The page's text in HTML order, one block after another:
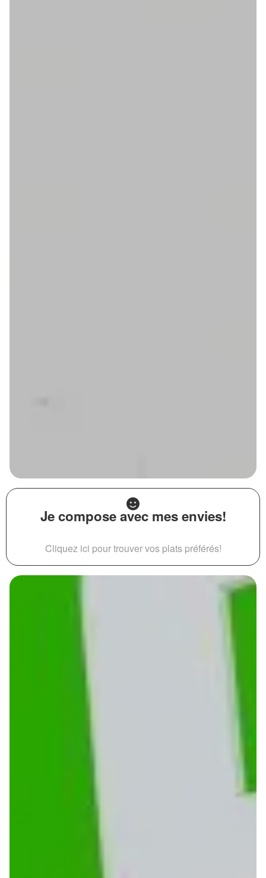
Je compose avec mes envies!
Cliquez ici pour trouver vos plats préférés!